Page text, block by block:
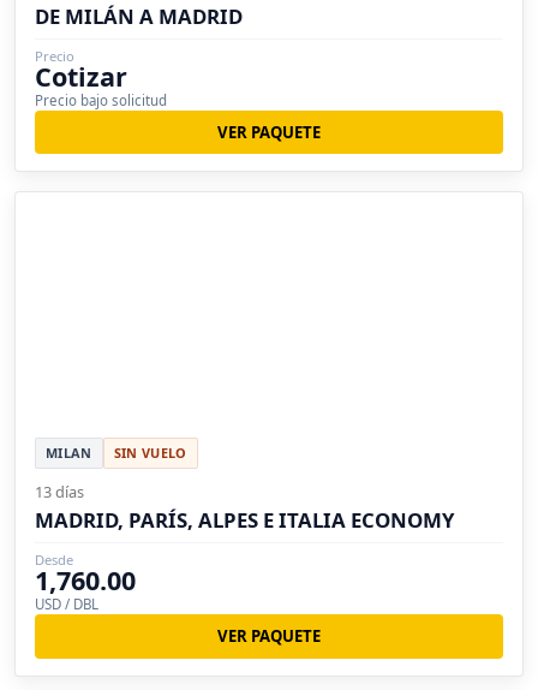
DE MILÁN A MADRID
Precio
Cotizar
Precio bajo solicitud
VER PAQUETE
MILAN SIN VUELO
13 días
MADRID, PARÍS, ALPES E ITALIA ECONOMY
Desde
1,760.00
USD / DBL
VER PAQUETE